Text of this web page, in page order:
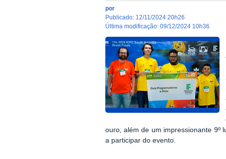
por
publicado: 12/11/2024 20h26
última modificação: 09/12/2024 10h36
ouro, além de um impressionante 9º
a participar do evento.